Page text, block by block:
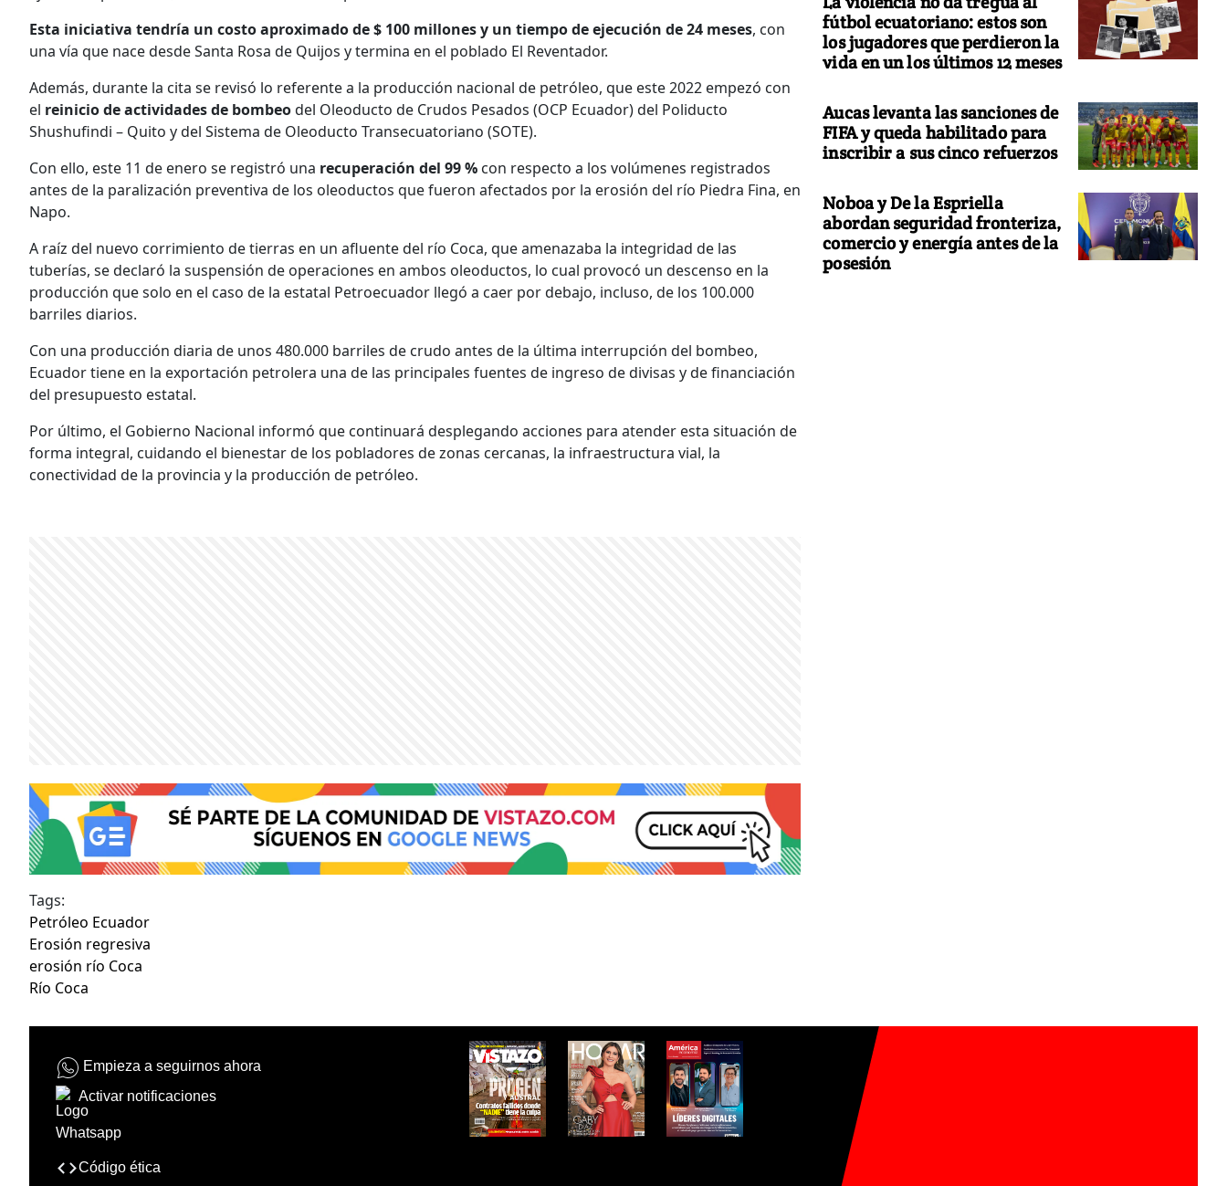
Esta iniciativa tendría un costo aproximado de $ 100 millones y un tiempo de ejecución de 24 meses, con
una vía que nace desde Santa Rosa de Quijos y termina en el poblado El Reventador.
Además, durante la cita se revisó lo referente a la producción nacional de petróleo, que este 2022 empezó con
el reinicio de actividades de bombeodel Oleoducto de Crudos Pesados (OCP Ecuador) del Poliducto
Shushufindi – Quito y del Sistema de Oleoducto Transecuatoriano (SOTE).
Con ello, este 11 de enero se registró una recuperación del 99 % con respecto a los volúmenes registrados
antes de la paralización preventiva de los oleoductos que fueron afectados por la erosión del río Piedra Fina, en
Napo.
A raíz del nuevo corrimiento de tierras en un afluente del río Coca, que amenazaba la integridad de las
tuberías, se declaró la suspensión de operaciones en ambos oleoductos, lo cual provocó un descenso en la
producción que solo en el caso de la estatal Petroecuador llegó a caer por debajo, incluso, de los 100.000
barriles diarios.
Con una producción diaria de unos 480.000 barriles de crudo antes de la última interrupción del bombeo,
Ecuador tiene en la exportación petrolera una de las principales fuentes de ingreso de divisas y de financiación
del presupuesto estatal.
Por último, el Gobierno Nacional informó que continuará desplegando acciones para atender esta situación de
forma integral, cuidando el bienestar de los pobladores de zonas cercanas, la infraestructura vial, la
conectividad de la provincia y la producción de petróleo.
Tags:
Petróleo Ecuador
Erosión regresiva
erosión río Coca
Río Coca
fútbol ecuatoriano: estos son
los jugadores que perdieron la
vida en un los últimos 12 meses
Aucas levanta las sanciones de
FIFA y queda habilitado para
inscribir a sus cinco refuerzos
Noboa y De la Espriella
abordan seguridad fronteriza,
comercio y energía antes de la
posesión
Empieza a seguirnos ahora
Activar notificaciones
Código ética